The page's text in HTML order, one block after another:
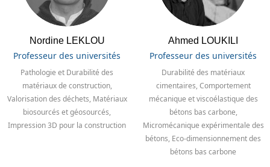
Nordine LEKLOU
Professeur des universités
Pathologie et Durabilité des
matériaux de construction,
Valorisation des déchets, Matériaux
biosourcés et géosourcés,
Impression 3D pour la construction
Ahmed LOUKILI
Professeur des universités
Durabilité des matériaux
cimentaires, Comportement
mécanique et viscoélastique des
bétons bas carbone,
Micromécanique expérimentale des
bétons, Eco-dimensionnement des
bétons bas carbone